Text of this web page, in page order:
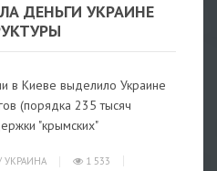
ДЕНЬГИ УКРАИНЕ
в Киеве выделило Украине
(порядка 235 тысяч
"крымских"
УКРАИНА 1 533